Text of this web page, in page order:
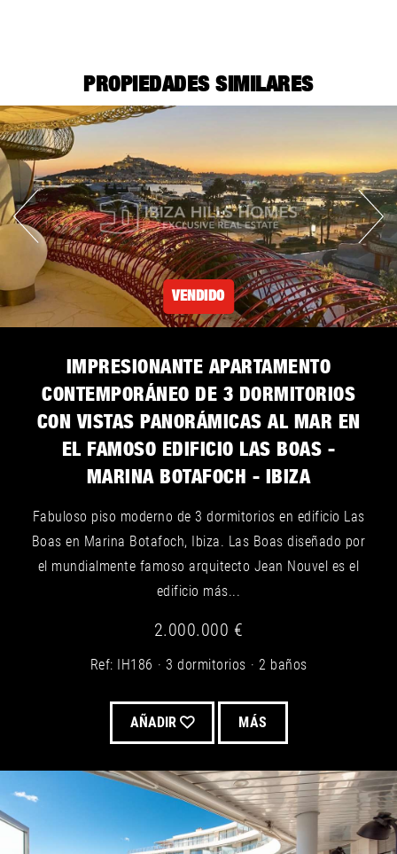
PROPIEDADES SIMILARES
VENDIDO
IMPRESIONANTE APARTAMENTO
CONTEMPORÁNEO DE 3 DORMITORIOS
CON VISTAS PANORÁMICAS AL MAR EN
EL FAMOSO EDIFICIO LAS BOAS -
MARINA BOTAFOCH - IBIZA
Fabuloso piso moderno de 3 dormitorios en edificio Las
Boas en Marina Botafoch, Ibiza. Las Boas diseñado por
el mundialmente famoso arquitecto Jean Nouvel es el
edificio más...
2.000.000 €
Ref: IH186 3 dormitorios 2 baños
AÑADIR MÁS